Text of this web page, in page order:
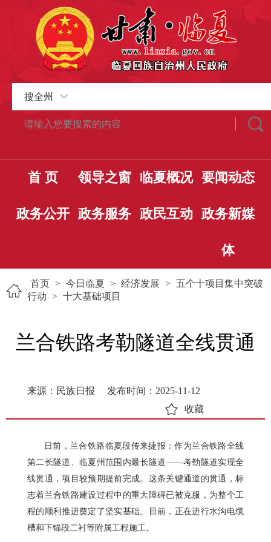
搜全州
首 页 领导之窗 临夏概况 要闻动态
政务公开 政务服务 政民互动 政务新媒
体
首页 > 今日临夏 > 经济发展 > 五个十项目集中突破
行动 > 十大基础项目
兰合铁路考勒隧道全线贯通
来源：民族日报
发布时间：2025-11-12
收藏
日前，兰合铁路临夏段传来捷报：作为兰合铁路全线
第二长隧道、临夏州范围内最长隧道——考勒隧道实现全
线贯通，项目较预期提前完成。这条关键通道的贯通，标
志着兰合铁路建设过程中的重大障碍已被克服，为整个工
程的顺利推进奠定了坚实基础。目前，正在进行水沟电缆
槽和下锚段二衬等附属工程施工。